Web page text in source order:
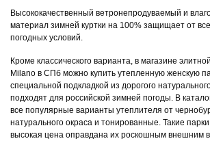
Высококачественный ветронепродуваемый и
материал зимней куртки на 100% защищает от
погодных условий.
Кроме классического варианта, в магазине
Milano в СПб можно купить утепленную женскую
специальной подкладкой из дорогого
подходят для российской зимней погоды. В
все популярные варианты утеплителя от
натурального окраса и тонированные. Такие
высокая цена оправдана их роскошным внешним